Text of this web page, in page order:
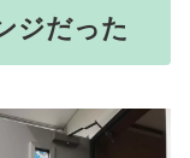
ジだった